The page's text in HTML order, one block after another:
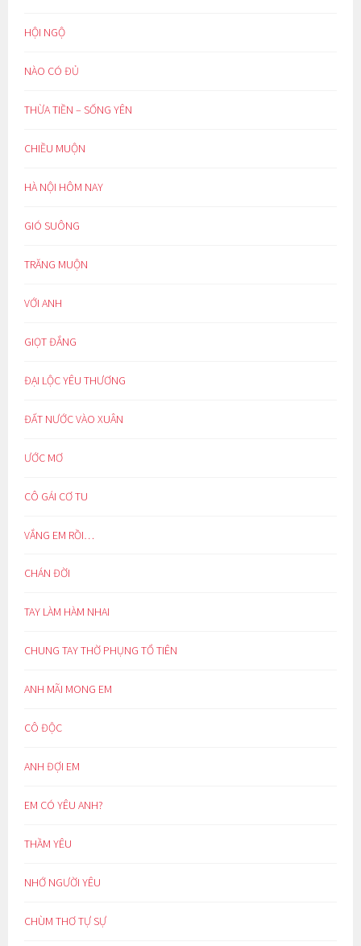
HỘI NGỘ
NÀO CÓ ĐỦ
THỪA TIỀN – SỐNG YÊN
CHIỀU MUỘN
HÀ NỘI HÔM NAY
GIÓ SUÔNG
TRĂNG MUỘN
VỚI ANH
GIỌT ĐẮNG
ĐẠI LỘC YÊU THƯƠNG
ĐẤT NƯỚC VÀO XUÂN
ƯỚC MƠ
CÔ GÁI CƠ TU
VẮNG EM RỒI…
CHÁN ĐỜI
TAY LÀM HÀM NHAI
CHUNG TAY THỜ PHỤNG TỔ TIÊN
ANH MÃI MONG EM
CÔ ĐỘC
ANH ĐỢI EM
EM CÓ YÊU ANH?
THẦM YÊU
NHỚ NGƯỜI YÊU
CHÙM THƠ TỰ SỰ